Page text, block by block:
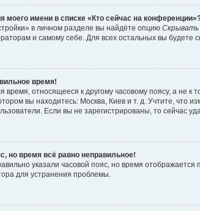
моего имени в списке «Кто сейчас на
в личном разделе вы найдёте опцию Скрывать
и самому себе. Для всех остальных вы будете
время!
время, относящееся к другому часовому поясу, а не к
вы находитесь: Москва, Киев и т. д. Учтите, что
Если вы не зарегистрированы, то сейчас
но время всё равно неправильное!
указали часовой пояс, но время
для устранения проблемы.